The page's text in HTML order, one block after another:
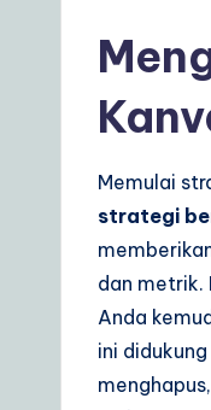
Memulai
strategi
dan metrik.
Anda
ini